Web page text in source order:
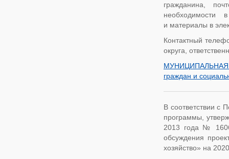
гражданина,
необходимости
и материалы в
Контактный
округа,
граждан и
В соответствии с
программы,
2013 года №
обсуждения
хозяйство» на